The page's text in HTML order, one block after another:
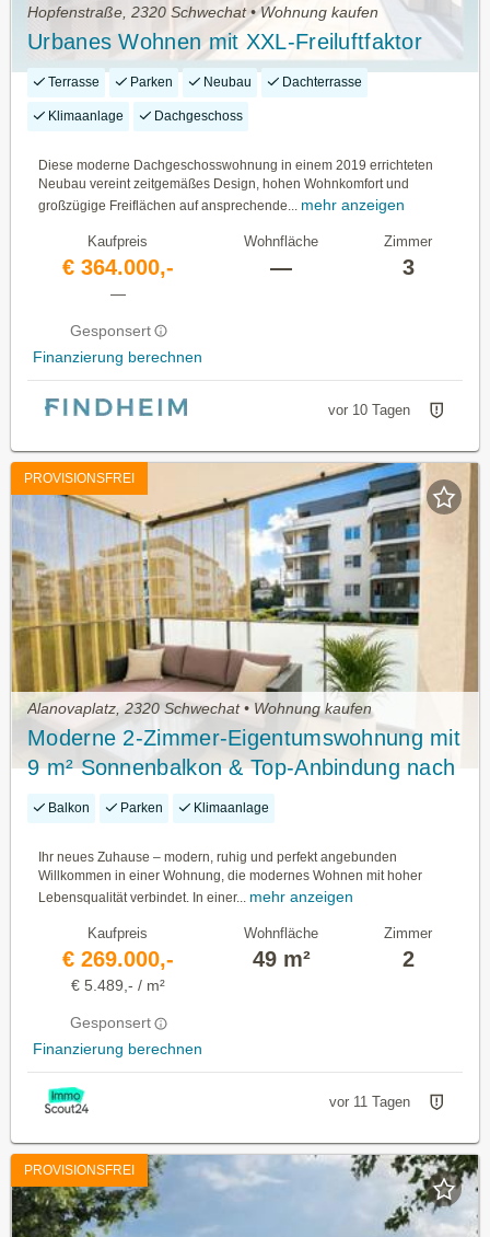
Hopfenstraße, 2320 Schwechat • Wohnung kaufen
Urbanes Wohnen mit XXL-Freiluftfaktor
Terrasse Parken Neubau Dachterrasse
Klimaanlage Dachgeschoss
Diese moderne Dachgeschosswohnung in einem 2019 errichteten
Neubau vereint zeitgemäßes Design, hohen Wohnkomfort und
großzügige Freiflächen auf ansprechende... mehr anzeigen
Kaufpreis
€ 364.000,-
—
Gesponsert
Finanzierung berechnen
Wohnfläche
—
Zimmer
3
vor 10 Tagen
PROVISIONSFREI
Alanovaplatz, 2320 Schwechat • Wohnung kaufen
Moderne 2-Zimmer-Eigentumswohnung mit
9 m² Sonnenbalkon & Top-Anbindung nach
Wien
Balkon Parken Klimaanlage
Ihr neues Zuhause – modern, ruhig und perfekt angebunden
Willkommen in einer Wohnung, die modernes Wohnen mit hoher
Lebensqualität verbindet. In einer... mehr anzeigen
Kaufpreis
€ 269.000,-
€ 5.489,- / m²
Gesponsert
Finanzierung berechnen
Wohnfläche
49 m²
Zimmer
2
vor 11 Tagen
PROVISIONSFREI